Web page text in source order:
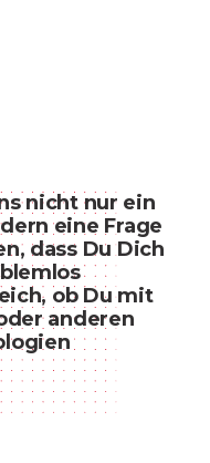
nicht nur ein
eine Frage
dass Du Dich
ob Du mit
anderen